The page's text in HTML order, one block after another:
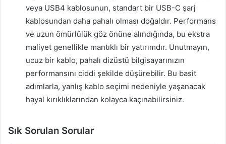
veya USB4 kablosunun, standart bir USB-C şarj
kablosundan daha pahalı olması doğaldır. Performans
ve uzun ömürlülük göz önüne alındığında, bu ekstra
maliyet genellikle mantıklı bir yatırımdır. Unutmayın,
ucuz bir kablo, pahalı dizüstü bilgisayarınızın
performansını ciddi şekilde düşürebilir. Bu basit
adımlarla, yanlış kablo seçimi nedeniyle yaşanacak
hayal kırıklıklarından kolayca kaçınabilirsiniz.
Sık Sorulan Sorular